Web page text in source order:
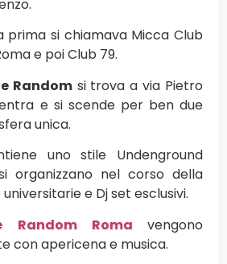
prima si chiamava Micca Club
e poi Club 79.
Randomsi trova a via Pietro
e si scende per ben due
unica.
uno stile Undenground
organizzano nel corso della
e Dj set esclusivi.
Random Roma
vengono
con apericena e musica.